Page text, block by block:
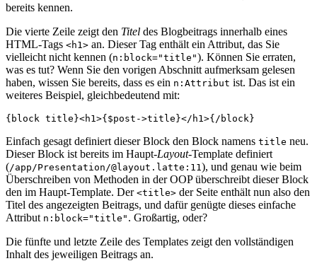
bereits kennen.
Die vierte Zeile zeigt den Titel des Blogbeitrags innerhalb eines
HTML-Tags <h1> an. Dieser Tag enthält ein Attribut, das Sie
vielleicht nicht kennen (n:block="title"). Können Sie erraten,
was es tut? Wenn Sie den vorigen Abschnitt aufmerksam gelesen
haben, wissen Sie bereits, dass es ein n:Attribut ist. Das ist ein
weiteres Beispiel, gleichbedeutend mit:
Einfach gesagt definiert dieser Block den Block namens title neu.
Dieser Block ist bereits im Haupt-Layout-Template definiert
(/app/Presentation/@layout.latte:11 ), und genau wie beim
Überschreiben von Methoden in der OOP überschreibt dieser Block
den im Haupt-Template. Der <title> der Seite enthält nun also den
Titel des angezeigten Beitrags, und dafür genügte dieses einfache
Attribut n:block="title" . Großartig, oder?
Die fünfte und letzte Zeile des Templates zeigt den vollständigen
Inhalt des jeweiligen Beitrags an.